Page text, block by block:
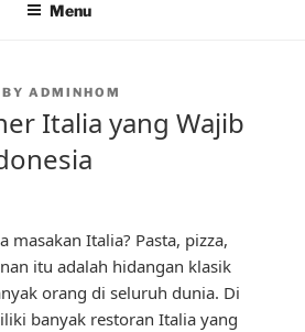
Menu
BY ADMINHOM
Italia yang Wajib
masakan Italia? Pasta, pizza,
itu adalah hidangan klasik
orang di seluruh dunia. Di
banyak restoran Italia yang